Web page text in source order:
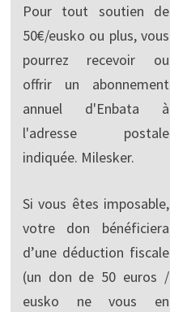
Pour tout soutien de
50€/eusko ou plus, vous
pourrez recevoir ou
offrir un abonnement
annuel d'Enbata à
l'adresse postale
indiquée. Milesker.
Si vous êtes imposable,
votre don bénéficiera
d’une déduction fiscale
(un don de 50 euros /
eusko ne vous en